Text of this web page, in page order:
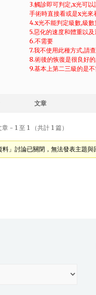
3.觸診即可判定,x光可
手術時直接看或是x光來
4.x光不能判定級數,級
5.惡化的速度和體重以及
6.不需要
7.我不使用此種方式,請
8.術後的恢復是很良好
9.基本上第二三級的是
文章
- 1 至 1 （共計 1 篇）
」討論已關閉，無法發表主題與